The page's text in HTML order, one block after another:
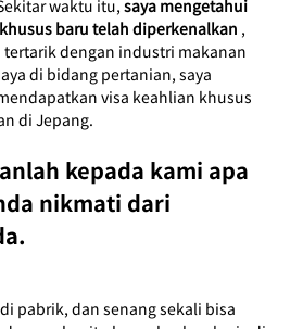
waktu itu, saya mengetahui
baru telah diperkenalkan ,
tertarik dengan industri makanan
di bidang pertanian, saya
visa keahlian khusus
di Jepang.
kepada kami apa
nikmati dari
pabrik, dan senang sekali bisa